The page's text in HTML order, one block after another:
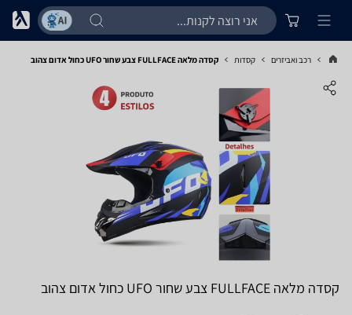
רכב ואביזרים קסדות קסדה מלאה FULLFACE צבע שחור UFO כחול אדום צהוב
קסדה מלאה FULLFACE צבע שחור UFO כחול אדום צהוב